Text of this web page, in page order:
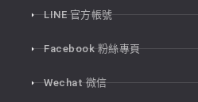
LINE 官方帳號
Facebook 粉絲專頁
Wechat 微信